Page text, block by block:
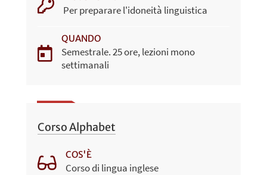
Per preparare l'idoneità linguistica
QUANDO
Semestrale. 25 ore, lezioni mono
settimanali
Corso Alphabet
COS'È
Corso di lingua inglese